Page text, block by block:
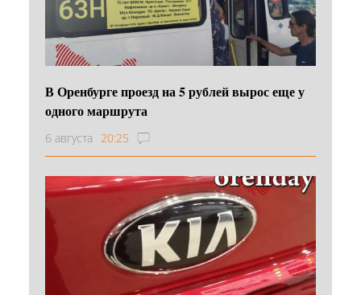
В Оренбурге проезд на 5 рублей вырос еще у
одного маршрута
6 августа 20:25